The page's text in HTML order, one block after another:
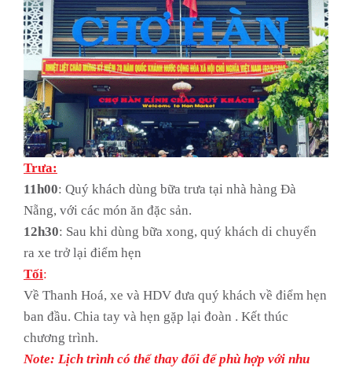
Trưa:
11h00: Quý khách dùng bữa trưa tại nhà hàng Đà
Nẵng, với các món ăn đặc sản.
12h30: Sau khi dùng bữa xong, quý khách di chuyển
ra xe trở lại điểm hẹn
Tối:
Về Thanh Hoá, xe và HDV đưa quý khách về điểm hẹn
ban đầu. Chia tay và hẹn gặp lại đoàn . Kết thúc
chương trình.
Note: Lịch trình có thể thay đổi để phù hợp với nhu